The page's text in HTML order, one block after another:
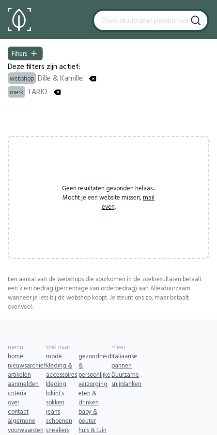
Filters
Filters
Deze filters zijn actief:
webshop Dille & Kamille
merk TARIO
Geen resultaten gevonden helaas...
Mocht je een website missen, mail
even.
Een aantal van de webshops die voorkomen in de zoekresultaten betaalt
een klein bedrag (percentage van orderbedrag) aan Allesduurzaam
wanneer je iets bij de webshop koopt. Je steunt ons zo, maar betaalt
evenveel.
menu
home
nieuwsarchief
artikelen
aanmelden
criteria
over
contact
algemene
voorwaarden
snel naar
mode
kleding &
accessoires
kleding
bikini's
sokken
jeans
schoenen
sneakers
gezondheid
&
persoonlijke
verzorging
eten &
drinken
baby &
peuter
huis & tuin
meer
Italiaanse
pannen
Duurzame
snijplanken